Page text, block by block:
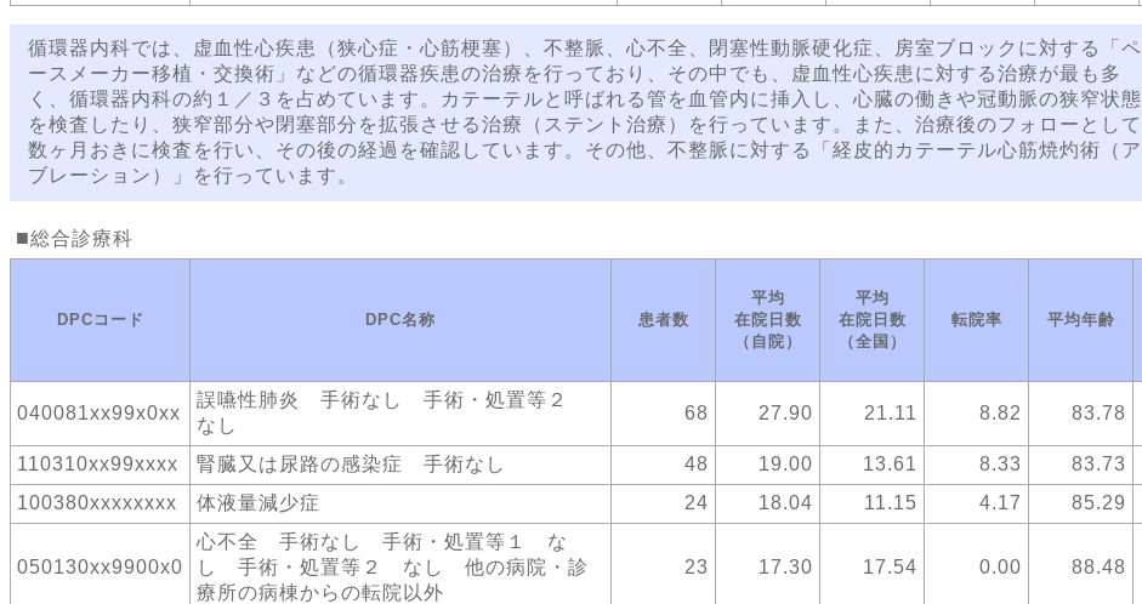
循環器内科では、虚血性心疾患（狭心症・心筋梗塞）、不整脈、心不全、閉塞性動脈硬化症、房室ブロックに対する「ペ
ースメーカー移植・交換術」などの循環器疾患の治療を行っており、その中でも、虚血性心疾患に対する治療が最も多
く、循環器内科の約１／３を占めています。カテーテルと呼ばれる管を血管内に挿入し、心臓の働きや冠動脈の狭窄状態
を検査したり、狭窄部分や閉塞部分を拡張させる治療（ステント治療）を行っています。また、治療後のフォローとして
数ヶ月おきに検査を行い、その後の経過を確認しています。その他、不整脈に対する「経皮的カテーテル心筋焼灼術（ア
ブレーション）」を行っています。
総合診療科
DPCコード DPC名称 患者数
平均
在院日数
（自院）
平均
在院日数
（全国）
転院率 平均年齢
040081xx99x0xx
誤嚥性肺炎 手術なし 手術・処置等２
なし
68 27.90 21.11 8.82 83.78
110310xx99xxxx 腎臓又は尿路の感染症 手術なし 48 19.00 13.61 8.33
83.73
100380xxxxxxxx
体液量減少症 24 18.04 11.15 4.17 85.29
050130xx9900x0
心不全 手術なし 手術・処置等１ な
し 手術・処置等２ なし 他の病院・診
療所の病棟からの転院以外
23 17.30 17.54 0.00 88.48